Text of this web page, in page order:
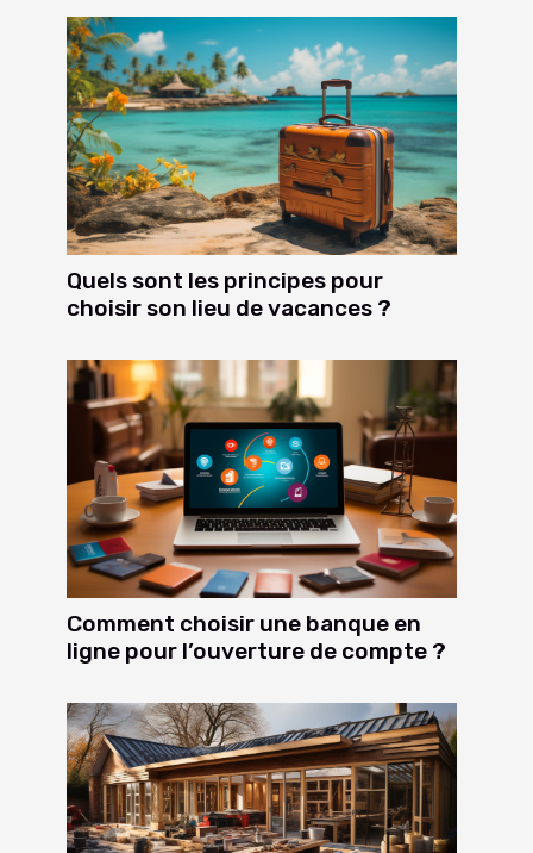
Quels sont les principes pour
choisir son lieu de vacances ?
Comment choisir une banque en
ligne pour l’ouverture de compte ?